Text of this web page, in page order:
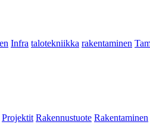
Infra talotekniikka rakentaminen
Projektit Rakennustuote Rakentaminen